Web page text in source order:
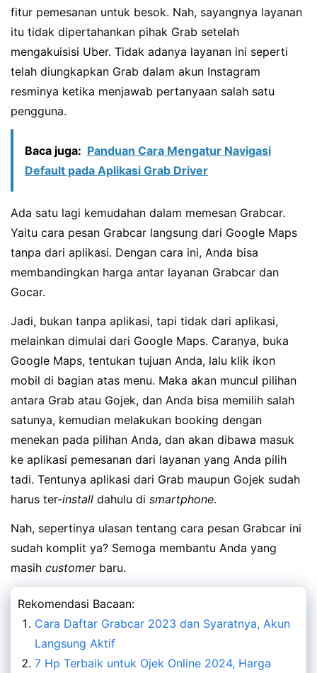
fitur pemesanan untuk besok. Nah, sayangnya layanan
itu tidak dipertahankan pihak Grab setelah
mengakuisisi Uber. Tidak adanya layanan ini seperti
telah diungkapkan Grab dalam akun Instagram
resminya ketika menjawab pertanyaan salah satu
pengguna.
Baca juga: Panduan Cara Mengatur Navigasi
Default pada Aplikasi Grab Driver
Ada satu lagi kemudahan dalam memesan Grabcar.
Yaitu cara pesan Grabcar langsung dari Google Maps
tanpa dari aplikasi. Dengan cara ini, Anda bisa
membandingkan harga antar layanan Grabcar dan
Gocar.
Jadi, bukan tanpa aplikasi, tapi tidak dari aplikasi,
melainkan dimulai dari Google Maps. Caranya, buka
Google Maps, tentukan tujuan Anda, lalu klik ikon
mobil di bagian atas menu. Maka akan muncul pilihan
antara Grab atau Gojek, dan Anda bisa memilih salah
satunya, kemudian melakukan booking dengan
menekan pada pilihan Anda, dan akan dibawa masuk
ke aplikasi pemesanan dari layanan yang Anda pilih
tadi. Tentunya aplikasi dari Grab maupun Gojek sudah
harus ter-install dahulu di smartphone.
Nah, sepertinya ulasan tentang cara pesan Grabcar ini
sudah komplit ya? Semoga membantu Anda yang
masih customerbaru.
Rekomendasi Bacaan:
Cara Daftar Grabcar 2023 dan Syaratnya, Akun
Langsung Aktif
7 Hp Terbaik untuk Ojek Online 2024, Harga